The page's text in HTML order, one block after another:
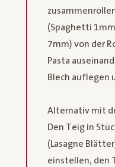
(Spaghetti
7mm) von der
Pasta
Blech auflegen
Alternativ mit
Den Teig in
(Lasagne
einstellen, den